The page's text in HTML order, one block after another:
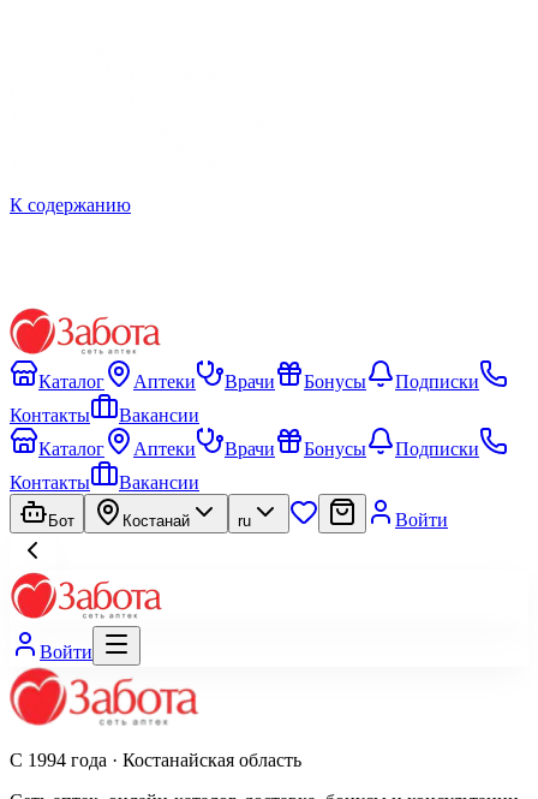
К содержанию
Каталог Аптеки Врачи Бонусы
Подписки
Контакты
Вакансии
Каталог
Аптеки Врачи Бонусы
Подписки
Контакты
Вакансии
Бот Костанай ru Войти
Войти
С 1994 года · Костанайская область